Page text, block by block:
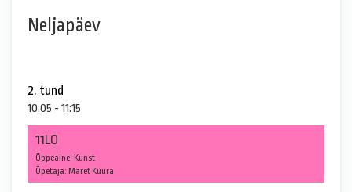
Neljapäev
2. tund
10:05 - 11:15
11LO
Õppeaine: Kunst
Õpetaja: Maret Kuura